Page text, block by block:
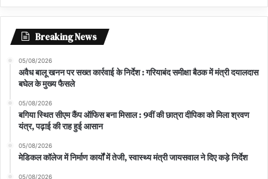
Breaking News
05/08/2026
अवैध बालू खनन पर सख्त कार्रवाई के निर्देश : गरियाबंद समीक्षा बैठक में मंत्री दयालदास
बघेल के मुख्य फैसले
05/08/2026
बगिया स्थित सीएम कैंप ऑफिस बना मिसाल : 9वीं की छात्रा दीपिका को मिला श्रवण
यंत्र, पढ़ाई की राह हुई आसान
05/08/2026
मेडिकल कॉलेज में निर्माण कार्यों में तेजी, स्वास्थ्य मंत्री जायसवाल ने दिए कड़े निर्देश
05/08/2026